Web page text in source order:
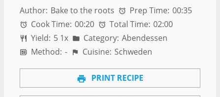
Author: Bake to the roots Prep Time: 00:35
Cook Time: 00:20 Total Time: 02:00
Yield: 5 1x Category: Abendessen
Method: - Cuisine: Schweden
PRINT RECIPE